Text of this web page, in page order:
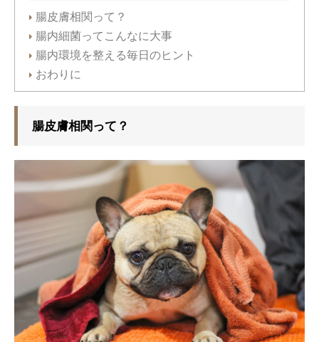
腸皮膚相関って？
腸内細菌ってこんなに大事
腸内環境を整える毎日のヒント
おわりに
腸皮膚相関って？